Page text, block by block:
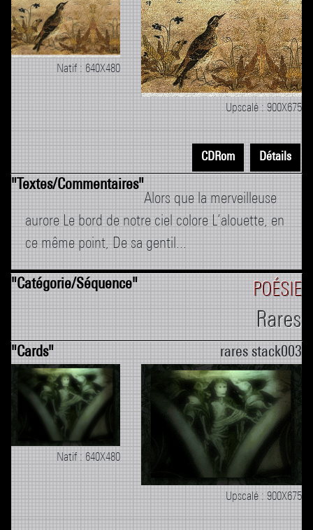
Natif : 640X480
Upscalé : 900X675
CDRom Détails
Alors que la merveilleuse
aurore Le bord de notre ciel colore L’alouette, en
ce même point, De sa gentil...
POÉSIE
Rares
rares stack003
Natif : 640X480
Upscalé : 900X675